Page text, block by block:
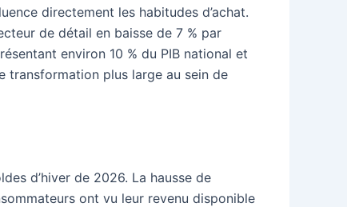
directement les habitudes d’achat.
de détail en baisse de 7 % par
environ 10 % du PIB national et
transformation plus large au sein de
d’hiver de 2026. La hausse de
ont vu leur revenu disponible